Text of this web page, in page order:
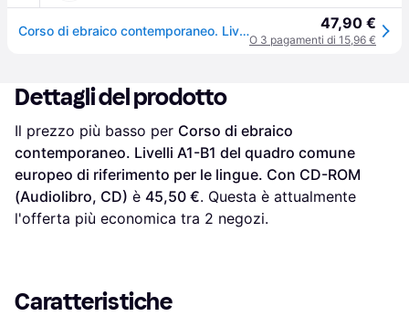
Corso di ebraico contemporaneo. Livelli A1-B1 del quadro comune e... 47,90 €
O 3 pagamenti di 15,96 €
Dettagli del prodotto
Il prezzo più basso per Corso di ebraico
contemporaneo. Livelli A1-B1 del quadro comune
europeo di riferimento per le lingue. Con CD-ROM
(Audiolibro, CD) è 45,50 €. Questa è attualmente
l'offerta più economica tra 2 negozi.
Caratteristiche